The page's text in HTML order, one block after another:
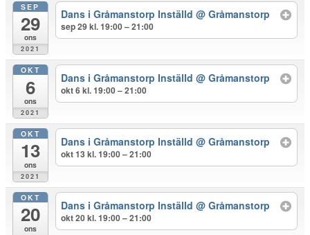
SEP
29
ons
2021
Dans i Gråmanstorp Inställd@ Gråmanstorp
sep 29 kl. 19:00 – 21:00
OKT
6
ons
2021
Dans i Gråmanstorp Inställd@ Gråmanstorp
okt 6 kl. 19:00 – 21:00
OKT
13
ons
2021
Dans i Gråmanstorp Inställd@ Gråmanstorp
okt 13 kl. 19:00 – 21:00
OKT
20
ons
Dans i Gråmanstorp Inställd@ Gråmanstorp
okt 20 kl. 19:00 – 21:00